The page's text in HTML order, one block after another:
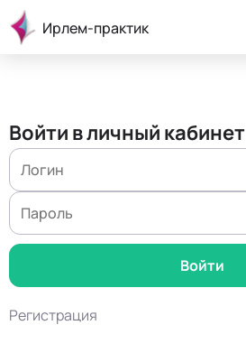
Ирлем-практик
Войти в личный кабинет
Регистрация